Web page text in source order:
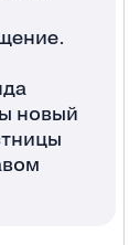
новый